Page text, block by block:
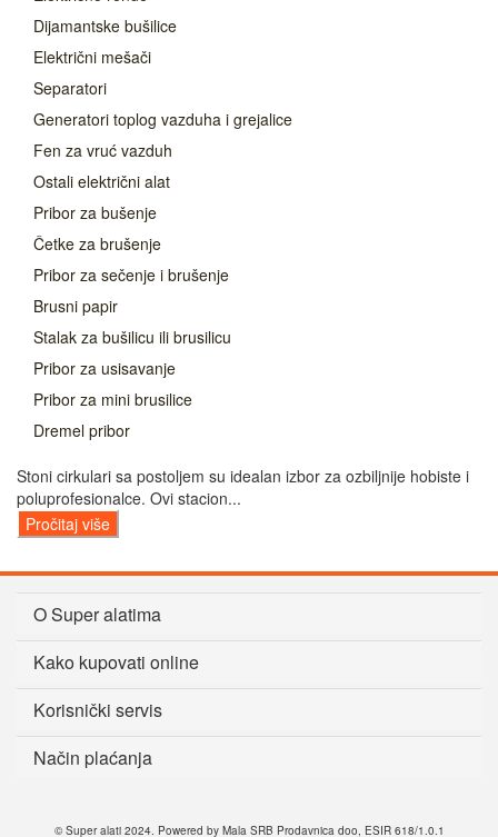
Dijamantske bušilice
Električni mešači
Separatori
Generatori toplog vazduha i grejalice
Fen za vruć vazduh
Ostali električni alat
Pribor za bušenje
Četke za brušenje
Pribor za sečenje i brušenje
Brusni papir
Stalak za bušilicu ili brusilicu
Pribor za usisavanje
Pribor za mini brusilice
Dremel pribor
Stoni cirkulari sa postoljem su idealan izbor za ozbiljnije hobiste i
poluprofesionalce. Ovi stacion...
Pročitaj više
O Super alatima
Kako kupovati online
Korisnički servis
Način plaćanja
© Super alati 2024. Powered by Mala SRB Prodavnica doo, ESIR 618/1.0.1